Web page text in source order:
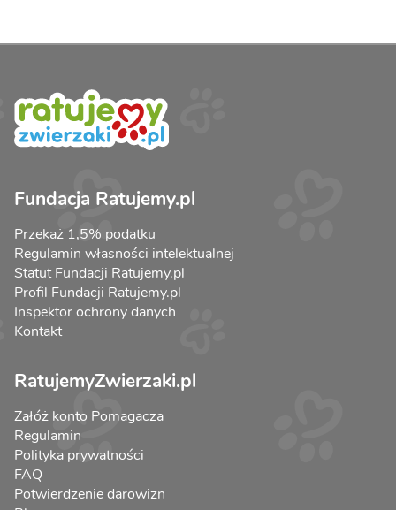
Fundacja Ratujemy.pl
Przekaż 1,5% podatku
Regulamin własności intelektualnej
Statut Fundacji Ratujemy.pl
Profil Fundacji Ratujemy.pl
Inspektor ochrony danych
Kontakt
RatujemyZwierzaki.pl
Załóż konto Pomagacza
Regulamin
Polityka prywatności
FAQ
Potwierdzenie darowizn